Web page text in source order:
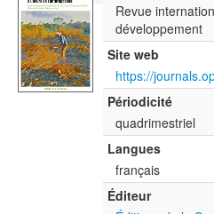
Revue
développement
Site web
https://
Périodicité
quadrimestriel
Langues
français
Éditeur